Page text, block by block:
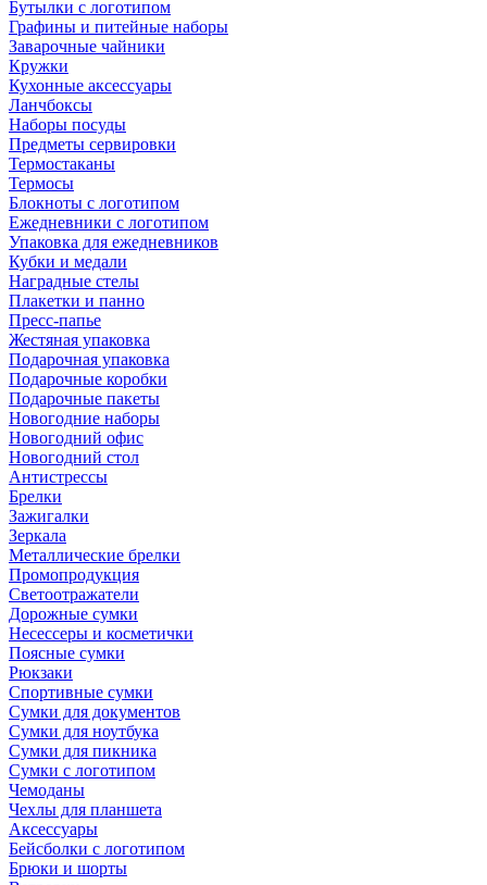
Бутылки с логотипом
Графины и питейные наборы
Заварочные чайники
Кружки
Кухонные аксессуары
Ланчбоксы
Наборы посуды
Предметы сервировки
Термостаканы
Термосы
Блокноты с логотипом
Ежедневники с логотипом
Упаковка для ежедневников
Кубки и медали
Наградные стелы
Плакетки и панно
Пресс-папье
Жестяная упаковка
Подарочная упаковка
Подарочные коробки
Подарочные пакеты
Новогодние наборы
Новогодний офис
Новогодний стол
Антистрессы
Брелки
Зажигалки
Зеркала
Металлические брелки
Промопродукция
Светоотражатели
Дорожные сумки
Несессеры и косметички
Поясные сумки
Рюкзаки
Спортивные сумки
Сумки для документов
Сумки для ноутбука
Сумки для пикника
Сумки с логотипом
Чемоданы
Чехлы для планшета
Аксессуары
Бейсболки с логотипом
Брюки и шорты